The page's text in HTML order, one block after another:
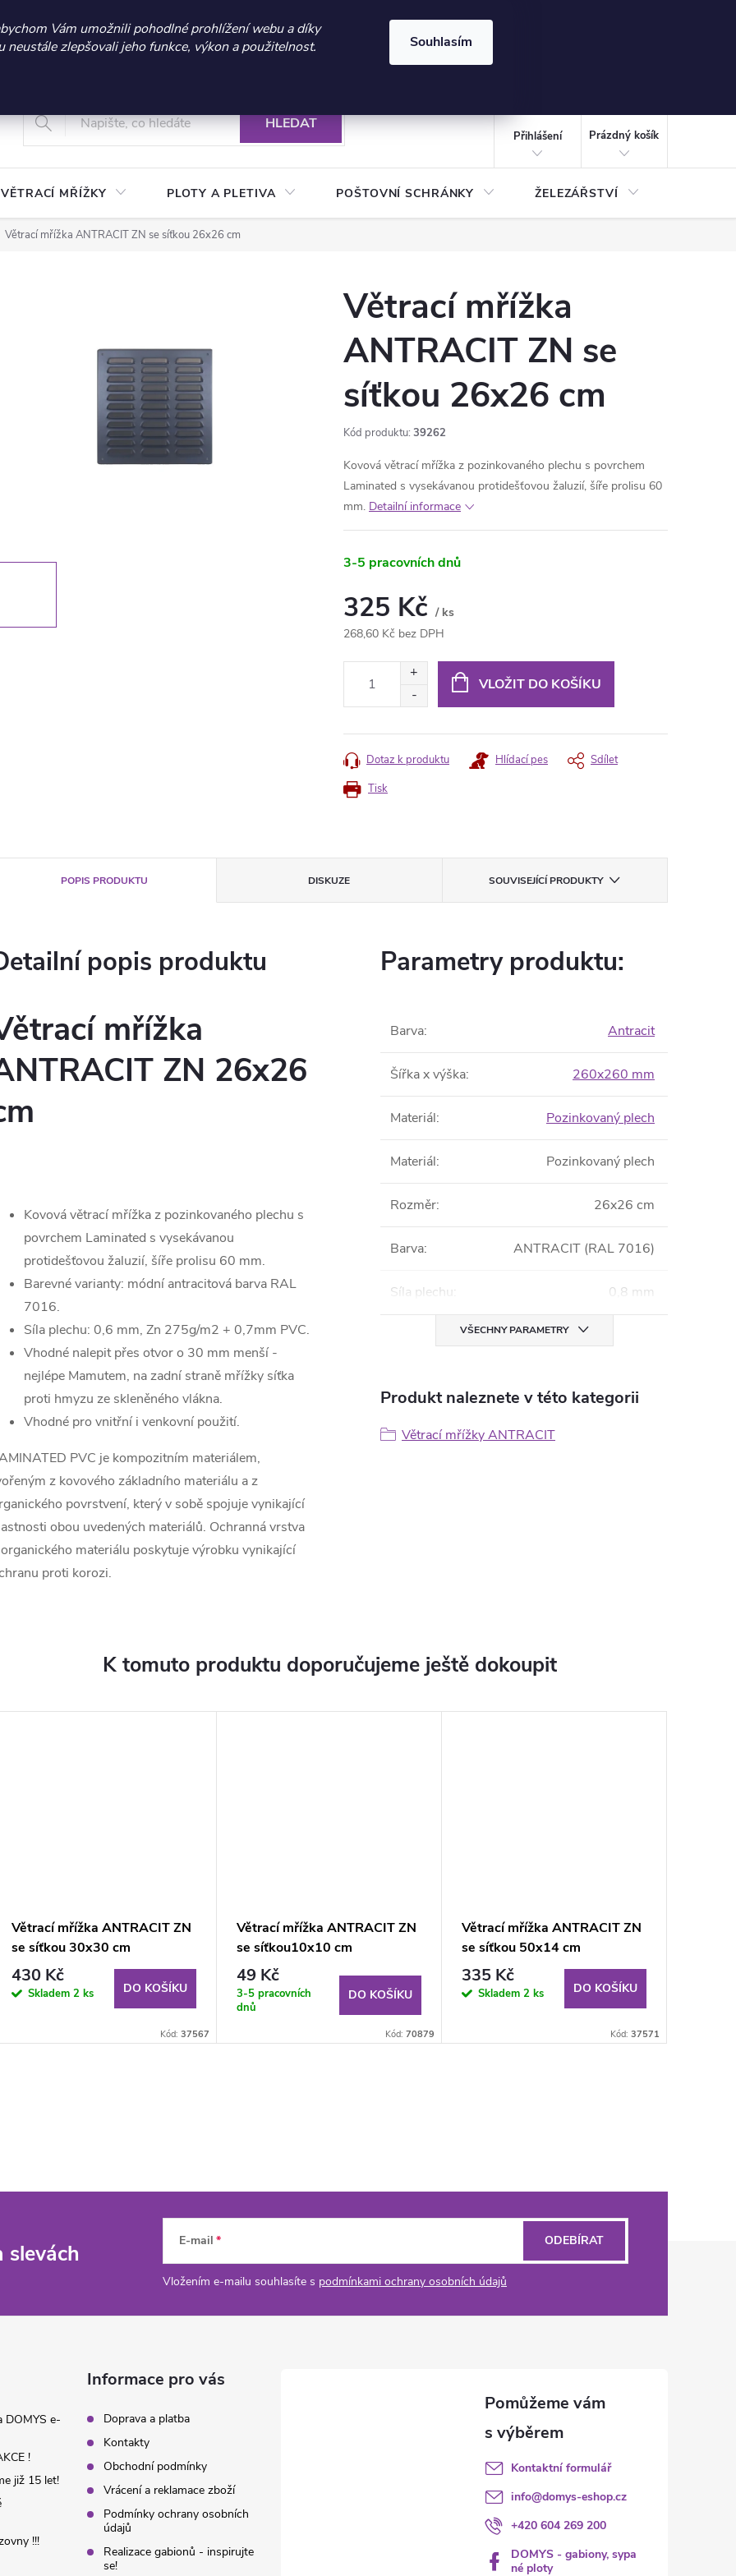
sleva 300 Kč při nákupu nad 3.000 Kč | Platnost do 21.9.2026 ⏰ | Kód: LÉTO2026
Vám umožnili pohodlné prohlížení webu a díky
neustále zlepšovali jeho funkce, výkon a použitelnost.
Souhlasím
+420 604 269 200
Vrácení a reklamace zboží Podmínky ochrany osobních údajů
HLEDAT
Přihlášení
KOŠÍK
Prázdný košík
VĚTRACÍ MŘÍŽKY PLOTY A PLETIVA POŠTOVNÍ SCHRÁNKY ŽELEZÁŘSTVÍ
Větrací mřížka ANTRACIT ZN se síťkou 26x26 cm
Větrací mřížka
ANTRACIT ZN se
síťkou 26x26 cm
Kód produktu: 39262
Kovová větrací mřížka z pozinkovaného plechu s povrchem
Laminated s vysekávanou protidešťovou žaluzií, šíře prolisu 60
mm. Detailní informace
3-5 pracovních dnů
325 Kč / ks
268,60 Kč bez DPH
VLOŽIT DO KOŠÍKU
Tisk
Dotaz k produktu Hlídací pes Sdílet
POPIS PRODUKTU DISKUZE SOUVISEJÍCÍ PRODUKTY
popis produktu
mřížka
ZN 26x26
Kovová větrací mřížka z pozinkovaného plechu s
povrchem Laminated s vysekávanou
protidešťovou žaluzií, šíře prolisu 60 mm.
Barevné varianty: módní antracitová barva RAL
7016.
Síla plechu: 0,6 mm, Zn 275g/m2 + 0,7mm PVC.
Vhodné nalepit přes otvor o 30 mm menší -
nejlépe Mamutem, na zadní straně mřížky síťka
proti hmyzu ze skleněného vlákna.
Vhodné pro vnitřní i venkovní použití.
PVC je kompozitním materiálem,
z kovového základního materiálu a z
povrstvení, který v sobě spojuje vynikající
obou uvedených materiálů. Ochranná vrstva
materiálu poskytuje výrobku vynikající
proti korozi.
Parametry produktu:
Barva: Antracit
Šířka x výška: 260x260 mm
Materiál: Pozinkovaný plech
Materiál: Pozinkovaný plech
Rozměr: 26x26 cm
Barva: ANTRACIT (RAL 7016)
Síla plechu : 0,8 mm
VŠECHNY PARAMETRY
Produkt naleznete v této kategorii
Větrací mřížky ANTRACIT
K tomuto produktu doporučujeme ještě dokoupit
Větrací mřížka ANTRACIT ZN
se síťkou 30x30 cm
430 Kč
Skladem 2 ks DO KOŠÍKU
Kód: 37567
Větrací mřížka ANTRACIT ZN
se síťkou10x10 cm
49 Kč
3-5 pracovních
dnů
DO KOŠÍKU
Kód: 70879
Větrací mřížka ANTRACIT ZN
se síťkou 50x14 cm
335 Kč
Skladem 2 ks DO KOŠÍKU
Kód: 37571
slevách E-mail
Vložením e-mailu souhlasíte s podmínkami ochrany osobních údajů
ODEBÍRAT
DOMYS e-
!
již 15 let!
!!!
Informace pro vás
Doprava a platba
Kontakty
Obchodní podmínky
Vrácení a reklamace zboží
Podmínky ochrany osobních
údajů
Realizace gabionů - inspirujte
se!
Kontaktní formulář
info@domys-eshop.cz
+420 604 269 200
DOMYS - gabiony, sypa
né ploty